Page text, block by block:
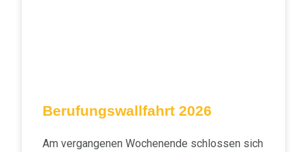
Berufungswallfahrt 2026
Am vergangenen Wochenende schlossen sich